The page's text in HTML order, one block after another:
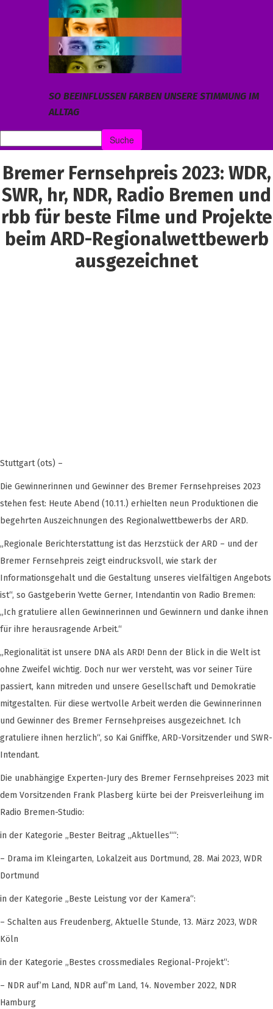
SO BEEINFLUSSEN FARBEN UNSERE STIMMUNG IM
ALLTAG
Bremer Fernsehpreis 2023: WDR,
SWR, hr, NDR, Radio Bremen und
rbb für beste Filme und Projekte
beim ARD-Regionalwettbewerb
ausgezeichnet
Stuttgart (ots) –
Die Gewinnerinnen und Gewinner des Bremer Fernsehpreises 2023
stehen fest: Heute Abend (10.11.) erhielten neun Produktionen die
begehrten Auszeichnungen des Regionalwettbewerbs der ARD.
„Regionale Berichterstattung ist das Herzstück der ARD – und der
Bremer Fernsehpreis zeigt eindrucksvoll, wie stark der
Informationsgehalt und die Gestaltung unseres vielfältigen Angebots
ist“, so Gastgeberin Yvette Gerner, Intendantin von Radio Bremen:
„Ich gratuliere allen Gewinnerinnen und Gewinnern und danke ihnen
für ihre herausragende Arbeit.“
„Regionalität ist unsere DNA als ARD! Denn der Blick in die Welt ist
ohne Zweifel wichtig. Doch nur wer versteht, was vor seiner Türe
passiert, kann mitreden und unsere Gesellschaft und Demokratie
mitgestalten. Für diese wertvolle Arbeit werden die Gewinnerinnen
und Gewinner des Bremer Fernsehpreises ausgezeichnet. Ich
gratuliere ihnen herzlich“, so Kai Gniffke, ARD-Vorsitzender und SWR-
Intendant.
Die unabhängige Experten-Jury des Bremer Fernsehpreises 2023 mit
dem Vorsitzenden Frank Plasberg kürte bei der Preisverleihung im
Radio Bremen-Studio:
in der Kategorie „Bester Beitrag „Aktuelles““:
– Drama im Kleingarten, Lokalzeit aus Dortmund, 28. Mai 2023, WDR
Dortmund
in der Kategorie „Beste Leistung vor der Kamera“:
– Schalten aus Freudenberg, Aktuelle Stunde, 13. März 2023, WDR
Köln
in der Kategorie „Bestes crossmediales Regional-Projekt“:
– NDR auf’m Land, NDR auf’m Land, 14. November 2022, NDR
Hamburg